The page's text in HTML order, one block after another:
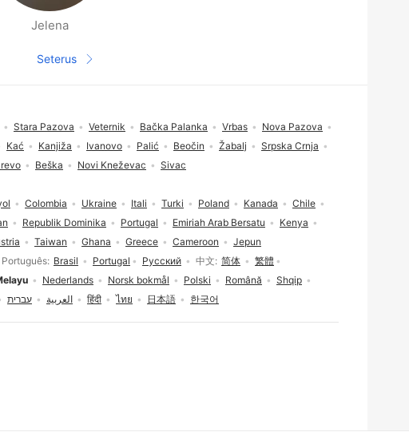
Jelena
Halaman selanjutnya
Seterus
Português Brasil Portugal Русский 中文 简体
繁體
Nederlands Norsk bokmål Polski Română
Shqip
עברית العربية हिंदी ไทย 日本語 한국어
Colombia Ukraine Itali Turki Poland Kanada
Chile
Republik Dominika Portugal Emiriah Arab Bersatu
Kenya
Taiwan Ghana Greece Cameroon Jepun
Stara Pazova Veternik Bačka Palanka Vrbas
Nova Pazova
Kać Kanjiža Ivanovo Palić Beočin Žabalj
Srpska Crnja
Beška Novi Kneževac Sivac